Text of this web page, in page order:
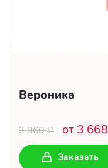
Вероника
3 960Р от 3 668
Заказать